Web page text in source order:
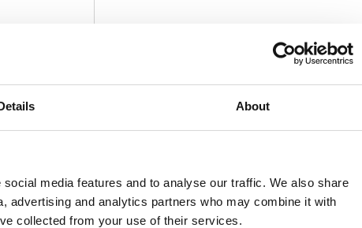
About
media features and to analyse our traffic. We also share
advertising and analytics partners who may combine it with
collected from your use of their services.
check
Dela med dig
c
b
o